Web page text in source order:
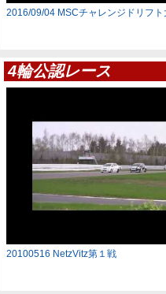
2016/09/04 MSCチャレンジドリフト
4輪公認レース
20100516 NetzVitz第１戦